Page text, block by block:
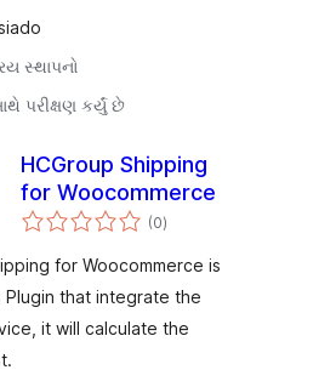
સ્થાપનો
પરીક્ષણ કર્યું છે
HCGroup Shipping
for Woocommerce
(0કુલ
રેટિંગ્સ
)
for Woocommerce is
Plugin that integrate the
it will calculate the